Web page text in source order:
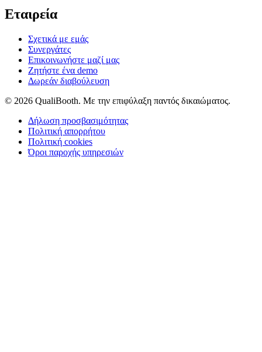
Εταιρεία
Σχετικά με εμάς
Συνεργάτες
Επικοινωνήστε μαζί μας
Ζητήστε ένα demo
Δωρεάν διαβούλευση
© 2026 QualiBooth. Με την επιφύλαξη παντός δικαιώματος.
Δήλωση προσβασιμότητας
Πολιτική απορρήτου
Πολιτική cookies
Όροι παροχής υπηρεσιών